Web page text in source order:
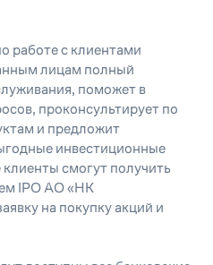
работе с клиентами
лицам полный
поможет в
проконсультирует по
и предложит
инвестиционные
смогут получить
IPO АО «НК
на покупку акций и